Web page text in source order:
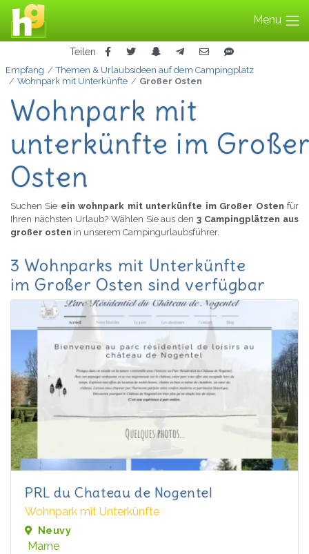
Menu
Teilen
Empfang
Themen & Urlaubsideen auf dem Campingplatz
Wohnpark mit Unterkünfte
Großer Osten
Wohnpark mit
unterkünfte im
Osten
Suchen Sie ein wohnpark mit unterkünfte im Großer Ostenfür
Ihren nächsten Urlaub? Wählen Sie aus den3 Campingplätzen aus
großer osten in unserem Campingurlaubsführer.
3 Wohnparks mit Unterkünfte
im Großer Osten sind verfügbar
PRL du Chateau de Nogentel
Wohnpark mit Unterkünfte
Neuvy
Marne